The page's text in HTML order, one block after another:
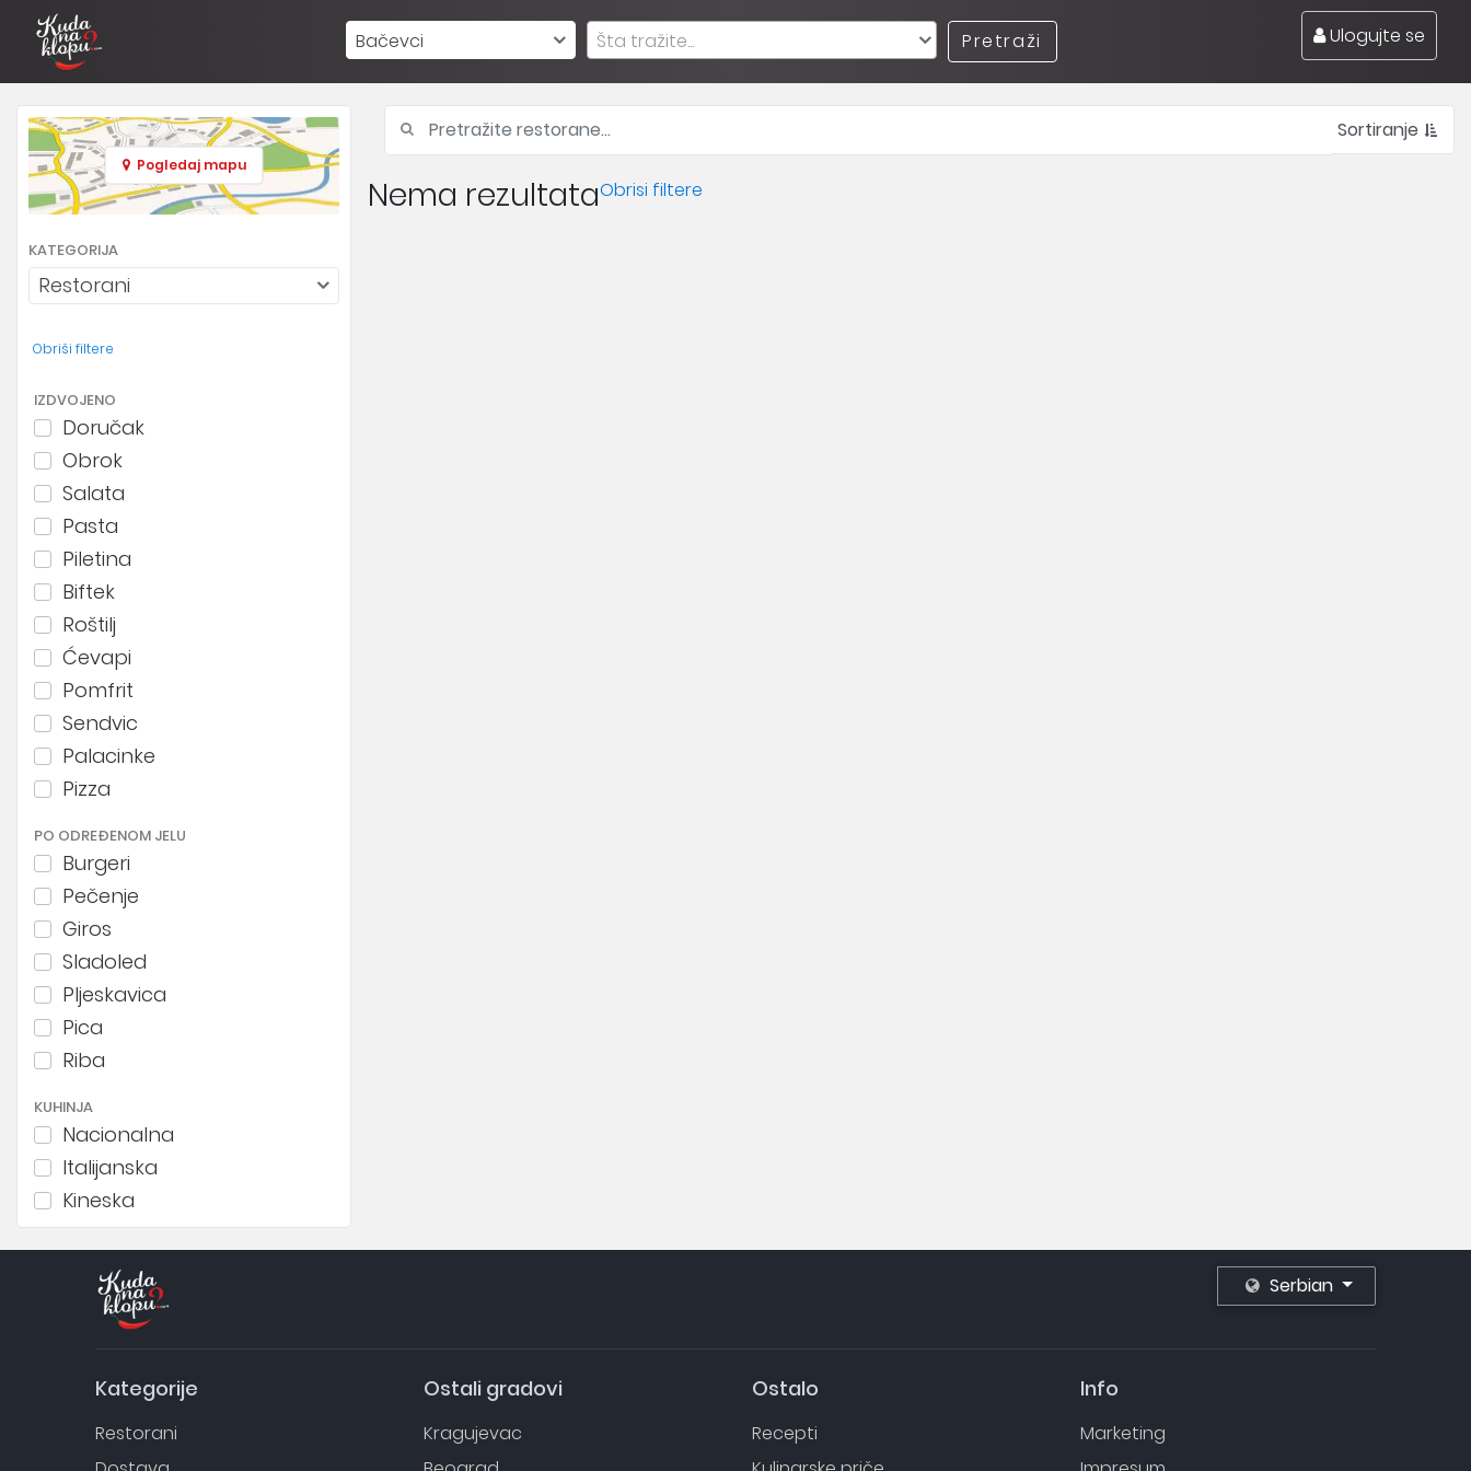
Bačevci Šta tražite... Pretraži Ulogujte se
Pogledaj mapu
KATEGORIJA
Restorani
Obriši filtere
IZDVOJENO
Doručak
Obrok
Salata
Pasta
Piletina
Biftek
Roštilj
Ćevapi
Pomfrit
Sendvic
Palacinke
Pizza
PO ODREĐENOM JELU
Burgeri
Pečenje
Giros
Sladoled
Pljeskavica
Pica
Riba
KUHINJA
Nacionalna
Italijanska
Kineska
Japanska
Španska
Grčka
Економични
Sortiranje
Nema rezultataObrisi filtere
Serbian
Kategorije
Restorani
Ostali gradovi
Kragujevac
Ostalo
Recepti
Info
Marketing